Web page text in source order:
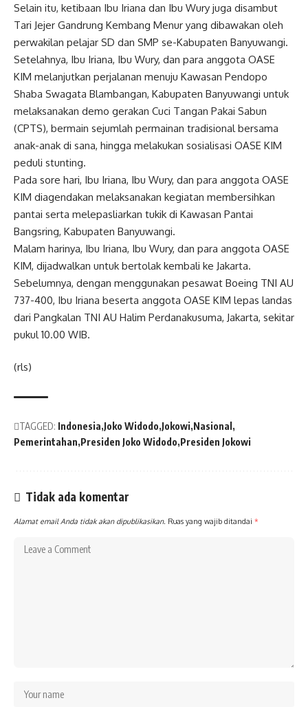
Selain itu, ketibaan Ibu Iriana dan Ibu Wury juga disambut
Tari Jejer Gandrung Kembang Menur yang dibawakan oleh
perwakilan pelajar SD dan SMP se-Kabupaten Banyuwangi.
Setelahnya, Ibu Iriana, Ibu Wury, dan para anggota OASE
KIM melanjutkan perjalanan menuju Kawasan Pendopo
Shaba Swagata Blambangan, Kabupaten Banyuwangi untuk
melaksanakan demo gerakan Cuci Tangan Pakai Sabun
(CPTS), bermain sejumlah permainan tradisional bersama
anak-anak di sana, hingga melakukan sosialisasi OASE KIM
peduli stunting.
Pada sore hari, Ibu Iriana, Ibu Wury, dan para anggota OASE
KIM diagendakan melaksanakan kegiatan membersihkan
pantai serta melepasliarkan tukik di Kawasan Pantai
Bangsring, Kabupaten Banyuwangi.
Malam harinya, Ibu Iriana, Ibu Wury, dan para anggota OASE
KIM, dijadwalkan untuk bertolak kembali ke Jakarta.
Sebelumnya, dengan menggunakan pesawat Boeing TNI AU
737-400, Ibu Iriana beserta anggota OASE KIM lepas landas
dari Pangkalan TNI AU Halim Perdanakusuma, Jakarta, sekitar
pukul 10.00 WIB.
(rls)
TAGGED: Indonesia Joko Widodo Jokowi Nasional
Pemerintahan Presiden Joko Widodo Presiden Jokowi
Tidak ada komentar
Alamat email Anda tidak akan dipublikasikan. Ruas yang wajib ditandai *